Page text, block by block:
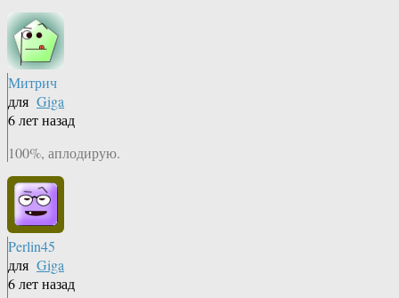
Митрич
для Giga
6 лет назад
100%, аплодирую.
Perlin45
для Giga
6 лет назад